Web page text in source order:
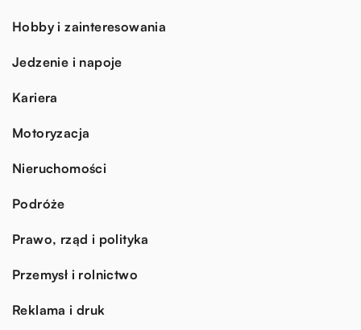
Hobby i zainteresowania
Jedzenie i napoje
Kariera
Motoryzacja
Nieruchomości
Podróże
Prawo, rząd i polityka
Przemysł i rolnictwo
Reklama i druk